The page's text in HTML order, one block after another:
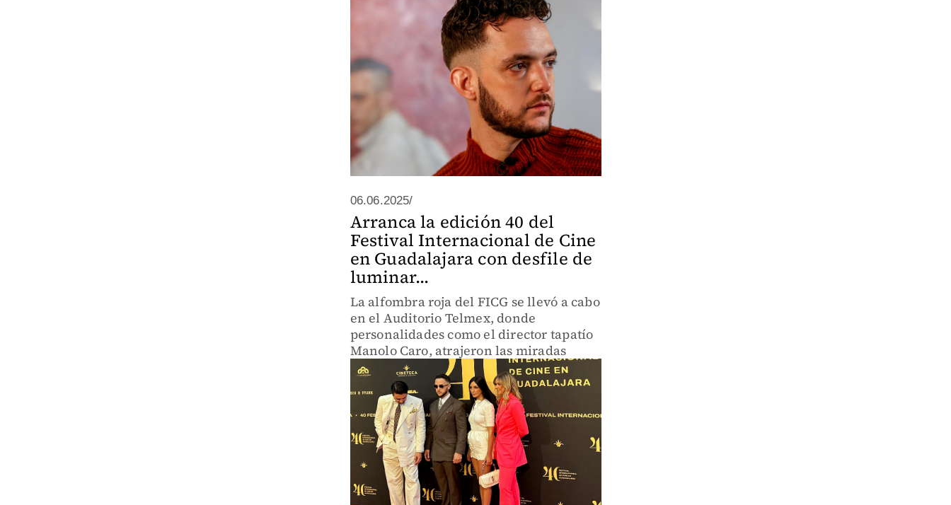
06.06.2025/
Arranca la edición 40 del
Festival Internacional de Cine
en Guadalajara con desfile de
luminar...
La alfombra roja del FICG se llevó a cabo
en el Auditorio Telmex, donde
personalidades como el director tapatío
Manolo Caro, atrajeron las miradas